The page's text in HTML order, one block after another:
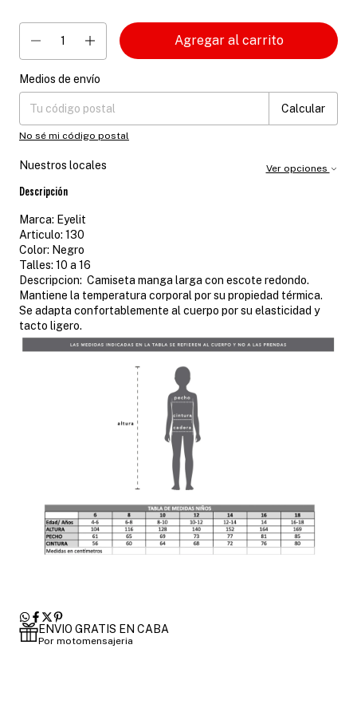
Entregas para el CP:
Medios de envío
Calcular
No sé mi código postal
Nuestros locales Ver opciones
Descripción
Marca: Eyelit
Articulo: 130
Color: Negro
Talles: 10 a 16
Descripcion: Camiseta manga larga con escote redondo.
Mantiene la temperatura corporal por su propiedad térmica.
Se adapta confortablemente al cuerpo por su elasticidad y
tacto ligero.
ENVIO GRATIS EN CABA
Por motomensajeria